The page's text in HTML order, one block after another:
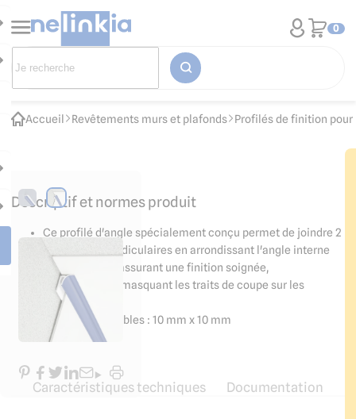
0
Accueil Revêtements murs et plafonds Profilés de finition
Descriptif et normes produit
Ce profilé d'angle spécialement conçu permet de joindre 2
plaques perpendiculaires en arrondissant l'angle interne
(entrant) et en assurant une finition soignée,
notamment en masquant les traits de coupe sur les
panneaux.
Dimensions visibles : 10 mm x 10 mm
Caractéristiques techniques Documentation